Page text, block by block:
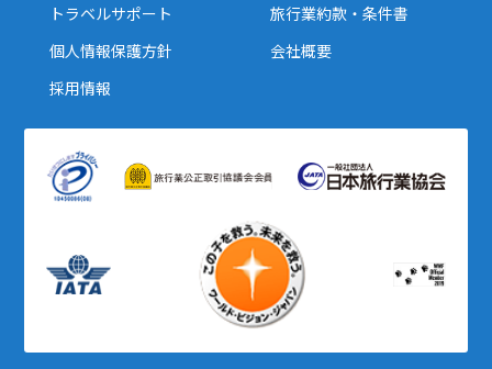
トラベルサポート
旅行業約款・条件書
個人情報保護方針
会社概要
採用情報